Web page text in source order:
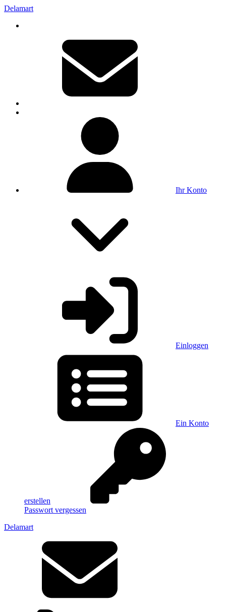
Delamart
Ihr Konto
Einloggen
Ein Konto
erstellen
Passwort vergessen
Delamart